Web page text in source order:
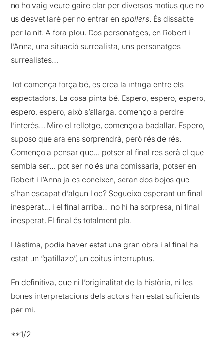
no ho vaig veure gaire clar per diversos motius que no
us desvetllaré per no entrar enspoilers. És dissabte
per la nit. A fora plou. Dos personatges, en Robert i
l’Anna, una situació surrealista, uns personatges
surrealistes…
Tot comença força bé, es crea la intriga entre els
espectadors. La cosa pinta bé. Espero, espero, espero,
espero, espero, això s’allarga, començo a perdre
l’interès… Miro el rellotge, començo a badallar. Espero,
suposo que ara ens sorprendrà, però rés de rés.
Començo a pensar que… potser al final res serà el que
sembla ser… pot ser no és una comissaria, potser en
Robert i l’Anna ja es coneixen, seran dos bojos que
s’han escapat d’algun lloc? Segueixo esperant un final
inesperat… i el final arriba… no hi ha sorpresa, ni final
inesperat. El final és totalment pla.
Llàstima, podia haver estat una gran obra i al final ha
estat un “gatillazo”, un coitus interruptus.
En definitiva, que ni l’originalitat de la història, ni les
bones interpretacions dels actors han estat suficients
per mi.
**1/2